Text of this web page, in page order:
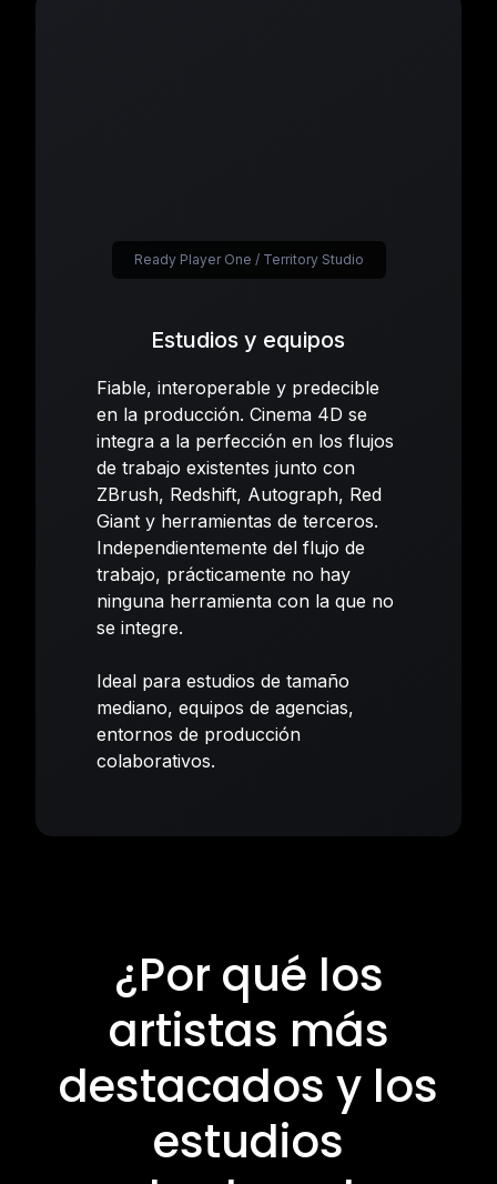
Estudios y equipos
Fiable, interoperable y predecible
en la producción. Cinema 4D se
integra a la perfección en los flujos
de trabajo existentes junto con
ZBrush, Redshift, Autograph, Red
Giant y herramientas de terceros.
Independientemente del flujo de
trabajo, prácticamente no hay
ninguna herramienta con la que no
se integre.
Ideal para estudios de tamaño
mediano, equipos de agencias,
entornos de producción
colaborativos.
Ready Player One / Territory Studio
¿Por qué los
artistas más
destacados y los
estudios